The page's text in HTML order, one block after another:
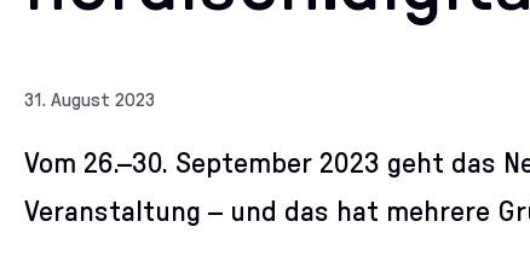
31. August 2023
Vom 26.–30. September 2023 geht
Veranstaltung – und das hat mehrere